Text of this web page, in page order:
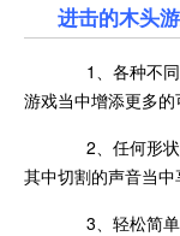
进击的木头
1、各种不同
游戏当中增添更多的
2、任何形状
其中切割的声音当中
3、轻松简单